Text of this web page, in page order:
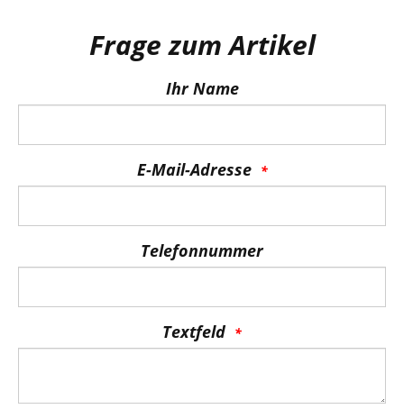
Frage zum Artikel
Ihr Name
E-Mail-Adresse
Telefonnummer
Textfeld